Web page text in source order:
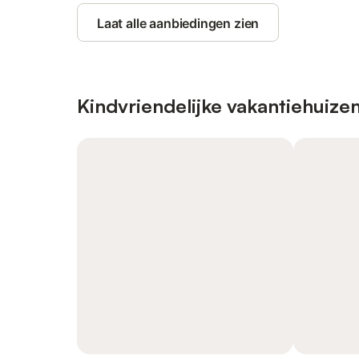
Laat alle aanbiedingen zien
Kindvriendelijke